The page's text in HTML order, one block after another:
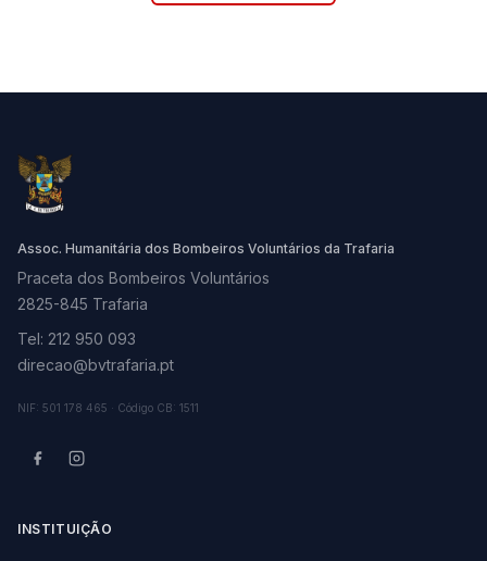
Assoc. Humanitária dos Bombeiros Voluntários da Trafaria
Praceta dos Bombeiros Voluntários
2825-845 Trafaria
Tel: 212 950 093
direcao@bvtrafaria.pt
NIF: 501 178 465 · Código CB: 1511
INSTITUIÇÃO